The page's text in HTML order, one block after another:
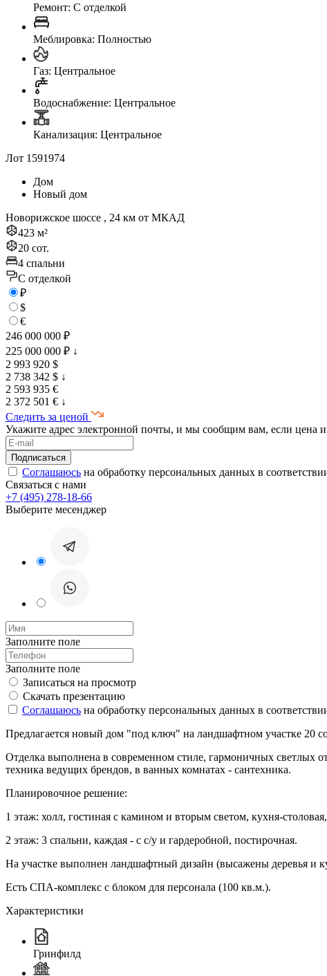
Ремонт: C отделкой
Меблировка: Полностью
Газ: Центральное
Водоснабжение: Центральное
Канализация: Центральное
Лот 1591974
Дом
Новый дом
Новорижское шоссе , 24 км от МКАД
423 м²
20 сот.
4 спальни
C отделкой
₽
$
€
246 000 000 ₽
225 000 000 ₽ ↓
2 993 920 $
2 738 342 $ ↓
2 593 935 €
2 372 501 € ↓
Следить за ценой
Укажите адрес электронной почты, и мы сообщим вам, если цена
Соглашаюсь на обработку персональных данных в
Связаться с нами
+7 (495) 278-18-66
Выберите месенджер
Заполните поле
Заполните поле
Записаться на просмотр
Скачать презентацию
Соглашаюсь на обработку персональных данных в
Предлагается новый дом "под ключ" на ландшафтном участке 20
Отделка выполнена в современном стиле, гармоничных светлых
техника ведущих брендов, в ванных комнатах - сантехника.
Планировочное решение:
1 этаж: холл, гостиная с камином и вторым светом, кухня-
2 этаж: 3 спальни, каждая - с с/у и гардеробной, постирочная.
На участке выполнен ландшафтный дизайн (высажены деревья и
Есть СПА-комплекс с блоком для персонала (100 кв.м.).
Характеристики
Гринфилд